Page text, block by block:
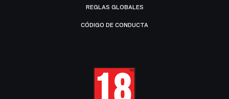
REGLAS GLOBALES
CÓDIGO DE CONDUCTA